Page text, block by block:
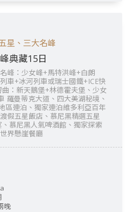
星、三大名峰
典藏15日
峰：少女峰+馬特洪峰+白朗
車+冰河列車或瑞士國鐵+ICE快
：新天鵝堡+林德霍夫堡、少女
羅曼蒂克大道、四大美湖秘境、
區連泊、獨家連泊維多利亞百年
假五星飯店、慕尼黑精選五星
慕尼黑人氣啤酒館、獨家探索
界懸崖餐廳
晚